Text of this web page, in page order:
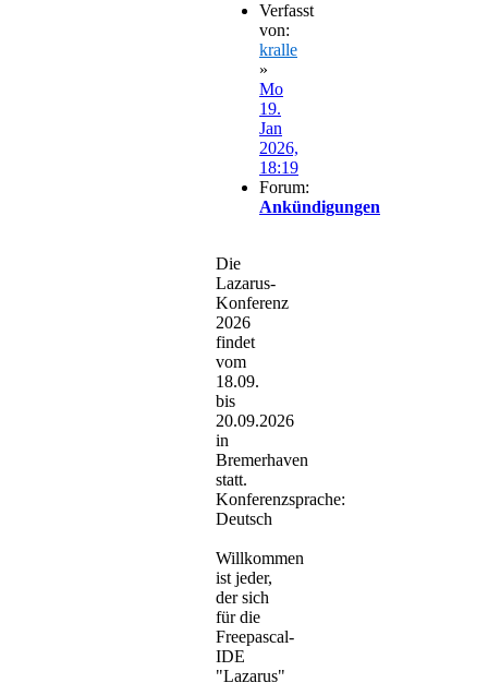
Verfasst
von:
kralle
»
Mo
19.
Jan
2026,
18:19
Forum:
Ankündigungen
Die
Lazarus-
Konferenz
2026
findet
vom
18.09.
bis
20.09.2026
in
Bremerhaven
statt.
Konferenzsprache:
Deutsch
Willkommen
ist jeder,
der sich
für die
Freepascal-
IDE
"Lazarus"